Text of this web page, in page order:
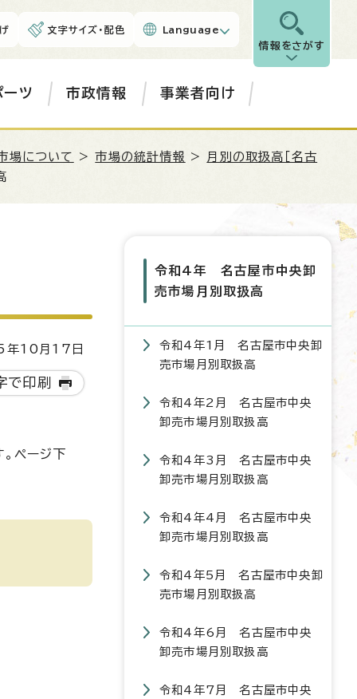
文字サイズ・配色 Language
情報をさがす
ーツ 市政情報 事業者向け
場について >市場の統計情報 >
月別の取扱高［名古
10月17日
で印刷
ページ下
令和4年 名古屋市中央卸
売市場月別取扱高
令和4年1月 名古屋市中央卸
売市場月別取扱高
令和4年2月 名古屋市中央
卸売市場月別取扱高
令和4年3月 名古屋市中央
卸売市場月別取扱高
令和4年4月 名古屋市中央
卸売市場月別取扱高
令和4年5月 名古屋市中央卸
売市場月別取扱高
令和4年6月 名古屋市中央
卸売市場月別取扱高
令和4年7月 名古屋市中央